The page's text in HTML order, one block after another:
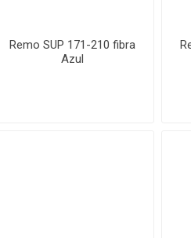
Remo SUP 171-210 fibra
Azul